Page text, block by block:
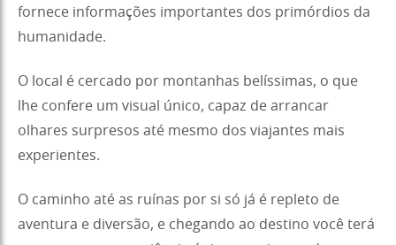
fornece informações importantes dos primórdios da
humanidade.
O local é cercado por montanhas belíssimas, o que
lhe confere um visual único, capaz de arrancar
olhares surpresos até mesmo dos viajantes mais
experientes.
O caminho até as ruínas por si só já é repleto de
aventura e diversão, e chegando ao destino você terá